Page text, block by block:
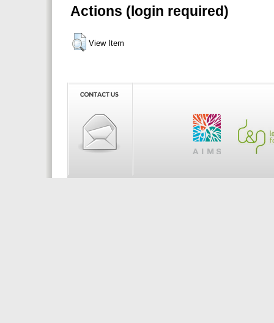
Actions (login required)
View Item